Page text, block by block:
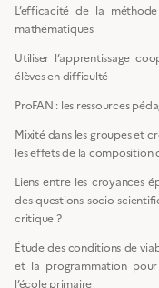
L’efficacité de la
mathématiques
Utiliser l’apprentissage
élèves en difficulté
ProFAN : les ressources
Mixité dans les groupes et
les effets de la composition
Liens entre les croyances
des questions socio-
critique ?
Étude des conditions de
et la programmation pour
l’école primaire